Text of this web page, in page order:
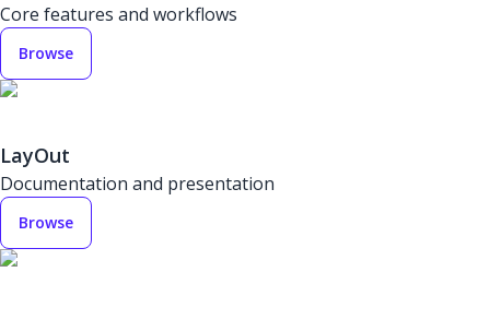
Core features and workflows
Browse
LayOut
Documentation and presentation
Browse